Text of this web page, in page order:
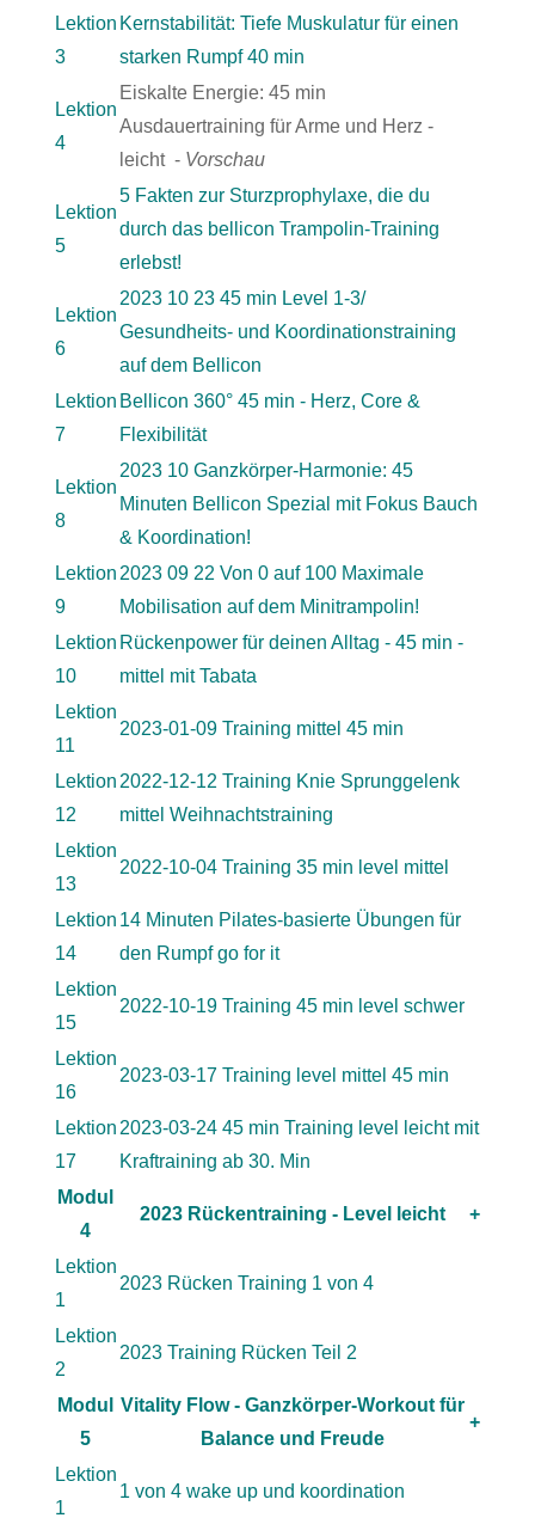
Lektion
3
Kernstabilität: Tiefe Muskulatur für einen
starken Rumpf 40 min
Lektion
4
Eiskalte Energie: 45 min
Ausdauertraining für Arme und Herz -
leicht - Vorschau
Lektion
5
5 Fakten zur Sturzprophylaxe, die du
durch das bellicon Trampolin-Training
erlebst!
Lektion
6
2023 10 23 45 min Level 1-3/
Gesundheits- und Koordinationstraining
auf dem Bellicon
Lektion
7
Bellicon 360° 45 min - Herz, Core &
Flexibilität
Lektion
8
2023 10 Ganzkörper-Harmonie: 45
Minuten Bellicon Spezial mit Fokus Bauch
& Koordination!
Lektion
9
2023 09 22 Von 0 auf 100 Maximale
Mobilisation auf dem Minitrampolin!
Lektion
10
Rückenpower für deinen Alltag - 45 min -
mittel mit Tabata
Lektion
11
2023-01-09 Training mittel 45 min
Lektion
12
2022-12-12 Training Knie Sprunggelenk
mittel Weihnachtstraining
Lektion
13
2022-10-04 Training 35 min level mittel
Lektion
14
14 Minuten Pilates-basierte Übungen für
den Rumpf go for it
Lektion
15
2022-10-19 Training 45 min level schwer
Lektion
16
2023-03-17 Training level mittel 45 min
Lektion
17
2023-03-24 45 min Training level leicht mit
Kraftraining ab 30. Min
Modul
4
2023 Rückentraining - Level leicht +
Lektion
1
2023 Rücken Training 1 von 4
Lektion
2
2023 Training Rücken Teil 2
Modul
5
Vitality Flow - Ganzkörper-Workout für
Balance und Freude
+
Lektion
1
1 von 4 wake up und koordination